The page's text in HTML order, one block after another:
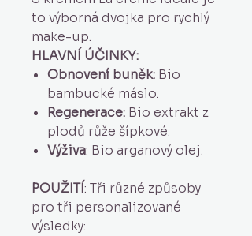
to výborná dvojka pro rychlý
make-up.
HLAVNÍ ÚČINKY:
Obnovení buněk: Bio
bambucké máslo.
Regenerace: Bio extrakt z
plodů růže šípkové.
Výživa: Bio arganový olej.
POUŽITÍ: Tři různé způsoby
pro tři personalizované
výsledky: